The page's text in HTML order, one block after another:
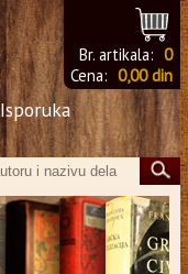
Br. artikala: 0
Cena: 0,00 din
Isporuka